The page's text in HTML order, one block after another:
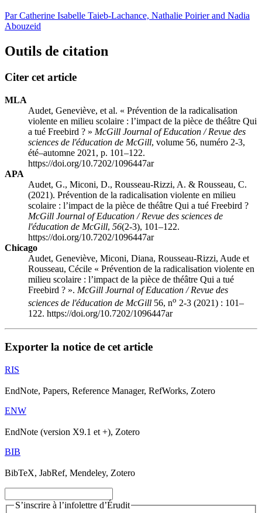
Par Catherine Isabelle Taieb-Lachance, Nathalie Poirier and Nadia
Abouzeid
Outils de citation
Citer cet article
MLA
Audet, Geneviève, et al. « Prévention de la radicalisation
violente en milieu scolaire : l’impact de la pièce de théâtre Qui
a tué Freebird ? » McGill Journal of Education / Revue des
sciences de l'éducation de McGill, volume 56, numéro 2-3,
été–automne 2021, p. 101–122.
https://doi.org/10.7202/1096447ar
APA
Audet, G., Miconi, D., Rousseau-Rizzi, A. & Rousseau, C.
(2021). Prévention de la radicalisation violente en milieu
scolaire : l’impact de la pièce de théâtre Qui a tué Freebird ?
McGill Journal of Education / Revue des sciences de
l'éducation de McGill, 56(2-3), 101–122.
https://doi.org/10.7202/1096447ar
Chicago
Audet, Geneviève, Miconi, Diana, Rousseau-Rizzi, Aude et
Rousseau, Cécile « Prévention de la radicalisation violente en
milieu scolaire : l’impact de la pièce de théâtre Qui a tué
Freebird ? ». McGill Journal of Education / Revue des
sciences de l'éducation de McGill 56, no 2-3 (2021) : 101–
122. https://doi.org/10.7202/1096447ar
Exporter la notice de cet article
RIS
EndNote, Papers, Reference Manager, RefWorks, Zotero
ENW
EndNote (version X9.1 et +), Zotero
BIB
BibTeX, JabRef, Mendeley, Zotero
S’inscrire à l’infolettre d’Érudit